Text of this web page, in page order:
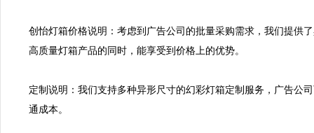
创怡灯箱价格说明：考虑到广告公司的批量采购需求，我们提供
高质量灯箱产品的同时，能享受到价格上的优势。
定制说明：我们支持多种异形尺寸的幻彩灯箱定制服务，广告公
通成本。